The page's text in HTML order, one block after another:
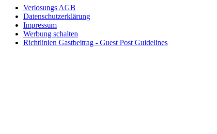
Verlosungs AGB
Datenschutzerklärung
Impressum
Werbung schalten
Richtlinien Gastbeitrag - Guest Post Guidelines